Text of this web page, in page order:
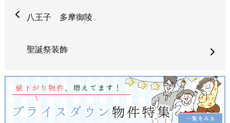
八王子 多摩御陵
聖誕祭装飾